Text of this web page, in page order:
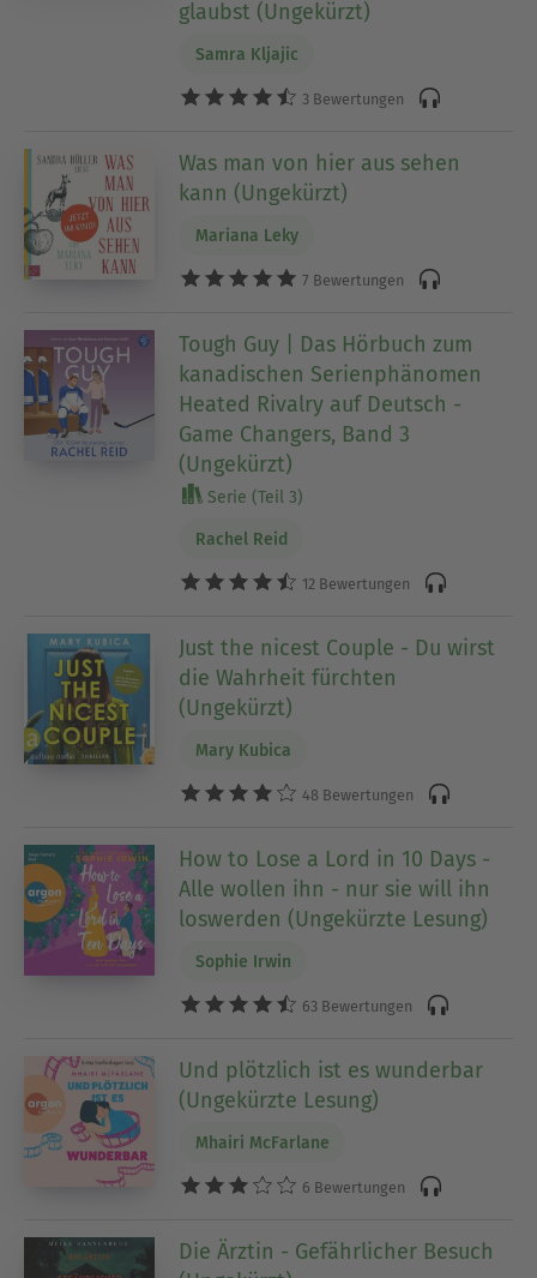
glaubst (Ungekürzt)
Samra Kljajic
3 Bewertungen
Was man von hier aus sehen
kann (Ungekürzt)
Mariana Leky
7 Bewertungen
Tough Guy | Das Hörbuch zum
kanadischen Serienphänomen
Heated Rivalry auf Deutsch -
Game Changers, Band 3
(Ungekürzt)
Serie (Teil 3)
Rachel Reid
12 Bewertungen
Just the nicest Couple - Du wirst
die Wahrheit fürchten
(Ungekürzt)
Mary Kubica
48 Bewertungen
How to Lose a Lord in 10 Days -
Alle wollen ihn - nur sie will ihn
loswerden (Ungekürzte Lesung)
Sophie Irwin
63 Bewertungen
Und plötzlich ist es wunderbar
(Ungekürzte Lesung)
Mhairi McFarlane
6 Bewertungen
Die Ärztin - Gefährlicher Besuch